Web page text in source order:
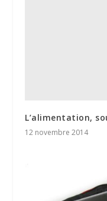
L’alimentation,
12 novembre 2014